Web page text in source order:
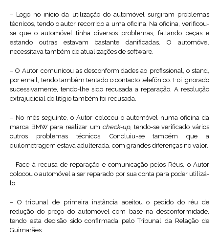
– Logo no início da utilização do automóvel surgiram problemas
técnicos, tendo o autor recorrido a uma oficina. Na oficina, verificou-
se que o automóvel tinha diversos problemas, faltando peças e
estando outras estavam bastante danificadas. O automóvel
necessitava também de atualizações de software.
– O Autor comunicou as desconformidades ao profissional, o stand,
por email, tendo também tentado o contacto telefónico. Foi ignorado
sucessivamente, tendo-lhe sido recusada a reparação. A resolução
extrajudicial do litígio também foi recusada.
– No mês seguinte, o Autor colocou o automóvel numa oficina da
marca BMW para realizar um check-up, tendo-se verificado vários
outros problemas técnicos. Concluiu-se também que a
quilometragem estava adulterada, com grandes diferenças no valor.
– Face à recusa de reparação e comunicação pelos Réus, o Autor
colocou o automóvel a ser reparado por sua conta para poder utilizá-
lo.
– O tribunal de primeira instância aceitou o pedido do réu de
redução do preço do automóvel com base na desconformidade,
tendo esta decisão sido confirmada pelo Tribunal da Relação de
Guimarães.